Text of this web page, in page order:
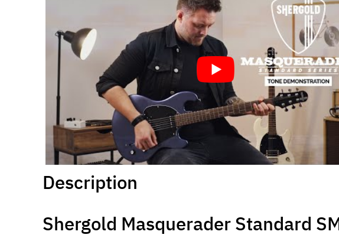
Description
Shergold Masquerader Standard